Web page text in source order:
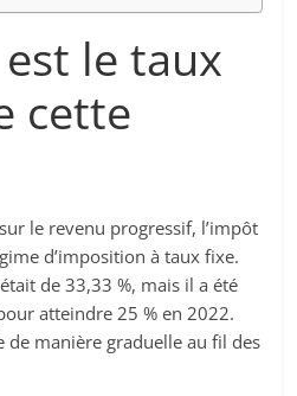
est le taux
cette
le revenu progressif, l’impôt
d’imposition à taux fixe.
de 33,33 %, mais il a été
atteindre 25 % en 2022.
de manière graduelle au fil des